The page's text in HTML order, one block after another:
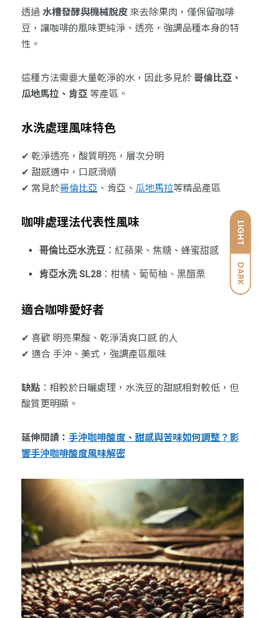
LIGHT
DARK
透過 水槽發酵與機械脫皮來去除果肉，僅保留咖啡
豆，讓咖啡的風味更純淨、透亮，強調品種本身的特
性。
這種方法需要大量乾淨的水，因此多見於哥倫比亞、
瓜地馬拉、肯亞等產區。
水洗處理風味特色
✔ 乾淨透亮，酸質明亮，層次分明
✔ 甜感適中，口感滑順
✔ 常見於哥倫比亞 、肯亞、 瓜地馬拉等精品產區
咖啡處理法代表性風味
哥倫比亞水洗豆：紅蘋果、焦糖、蜂蜜甜感
肯亞水洗 SL28：柑橘、葡萄柚、黑醋栗
適合咖啡愛好者
✔ 喜歡 明亮果酸、乾淨清爽口感 的人
✔ 適合 手沖、美式，強調產區風味
缺點 ：相較於日曬處理，水洗豆的甜感相對較低，但
酸質更明顯。
延伸閱讀： 手沖咖啡酸度、甜感與苦味如何調整？影
響手沖咖啡酸度風味解密